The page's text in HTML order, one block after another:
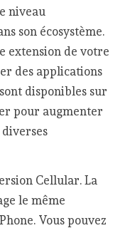
niveau
son écosystème.
extension de votre
des applications
disponibles sur
pour augmenter
diverses
Cellular. La
le même
Vous pouvez